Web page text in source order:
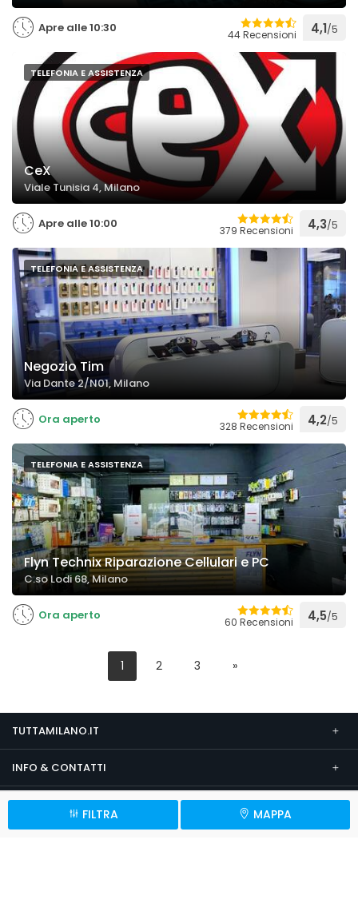
Apre alle 10:30 44 Recensioni 4,1/5
TELEFONIA E ASSISTENZA
CeX
Viale Tunisia 4, Milano
Apre alle 10:00 379 Recensioni 4,3/5
TELEFONIA E ASSISTENZA
Negozio Tim
Via Dante 2/N01, Milano
Ora aperto 328 Recensioni 4,2/5
TELEFONIA E ASSISTENZA
Flyn Technix Riparazione Cellulari e PC
C.so Lodi 68, Milano
Ora aperto 60 Recensioni 4,5/5
1 2 3 »
FILTRA MAPPA
TUTTAMILANO.IT
INFO & CONTATTI
SEGUICI SU